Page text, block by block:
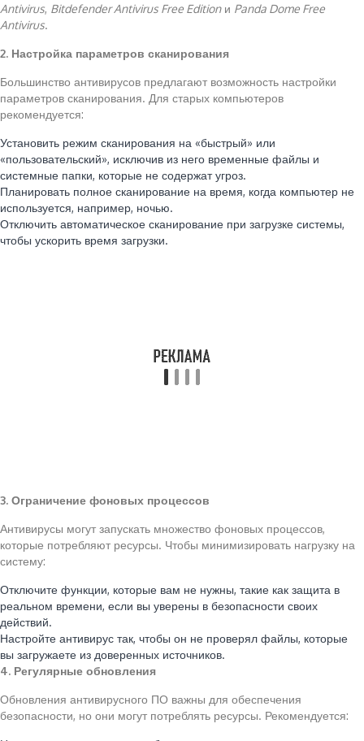
Antivirus, Bitdefender Antivirus Free Editionи Panda Dome Free
Antivirus.
2. Настройка параметров сканирования
Большинство антивирусов предлагают возможность настройки
параметров сканирования. Для старых компьютеров
рекомендуется:
Установить режим сканирования на «быстрый» или
«пользовательский», исключив из него временные файлы и
системные папки, которые не содержат угроз.
Планировать полное сканирование на время, когда компьютер не
используется, например, ночью.
Отключить автоматическое сканирование при загрузке системы,
чтобы ускорить время загрузки.
3. Ограничение фоновых процессов
Антивирусы могут запускать множество фоновых процессов,
которые потребляют ресурсы. Чтобы минимизировать нагрузку на
систему:
Отключите функции, которые вам не нужны, такие как защита в
реальном времени, если вы уверены в безопасности своих
действий.
Настройте антивирус так, чтобы он не проверял файлы, которые
вы загружаете из доверенных источников.
4. Регулярные обновления
Обновления антивирусного ПО важны для обеспечения
безопасности, но они могут потреблять ресурсы. Рекомендуется: